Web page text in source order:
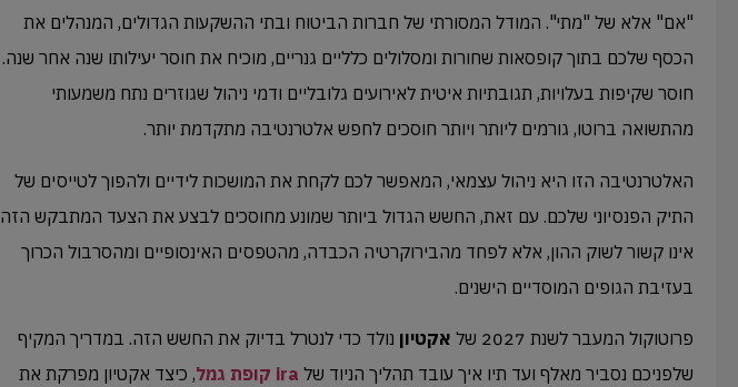
"אם" אלא של "מתי". המודל המסורתי של חברות הביטוח ובתי ההשקעות הגדולים, המנהלים את
הכסף שלכם בתוך קופסאות שחורות ומסלולים כלליים גנריים, מוכיח את חוסר יעילותו שנה אחר שנה.
חוסר שקיפות בעלויות, תגובתיות איטית לאירועים גלובליים ודמי ניהול שגוזרים נתח משמעותי
מהתשואה ברוטו, גורמים ליותר ויותר חוסכים לחפש אלטרנטיבה מתקדמת יותר.
האלטרנטיבה הזו היא ניהול עצמאי, המאפשר לכם לקחת את המושכות לידיים ולהפוך לטייסים של
התיק הפנסיוני שלכם. עם זאת, החשש הגדול ביותר שמונע מחוסכים לבצע את הצעד המתבקש הזה
אינו קשור לשוק ההון, אלא לפחד מהבירוקרטיה הכבדה, מהטפסים האינסופיים ומהסרבול הכרוך
בעזיבת הגופים המוסדיים הישנים.
פרוטוקול המעבר לשנת 2027 של אקטיון נולד כדי לנטרל בדיוק את החשש הזה. במדריך המקיף
שלפניכם נסביר מאלף ועד תיו איך עובד תהליך הניוד של ira קופת גמל
, כיצד אקטיון מפרקת את